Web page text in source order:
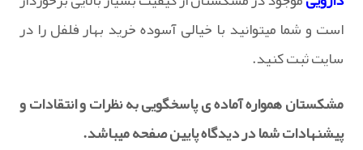
است و شما میتوانید با خیالی آسوده خرید بهار فلفل را در
سایت ثبت کنید.
مشکستان همواره آماده ی پاسخگویی به نظرات و انتقادات و
پیشنهادات شما در دیدگاه پایین صفحه میباشد.